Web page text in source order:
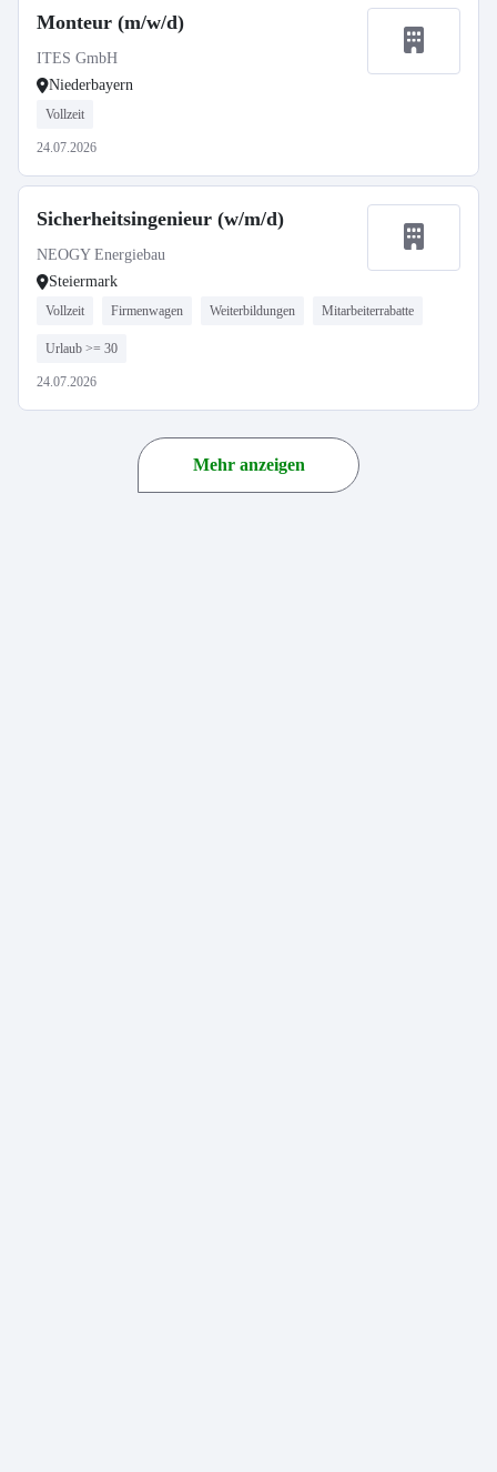
Monteur (m/w/d)
ITES GmbH
Niederbayern
Vollzeit
24.07.2026
Sicherheitsingenieur (w/m/d)
NEOGY Energiebau
Steiermark
Vollzeit Firmenwagen Weiterbildungen Mitarbeiterrabatte
Urlaub >= 30
24.07.2026
Mehr anzeigen